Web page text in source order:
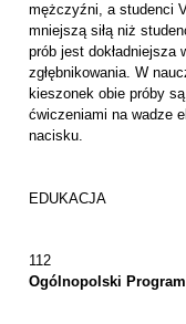
mężczyźni, a studenci
mniejszą siłą niż
prób jest dokładniejsza
zgłębnikowania. W
kieszonek obie próby
ćwiczeniami na wadze
nacisku.
EDUKACJA
112
Ogólnopolski